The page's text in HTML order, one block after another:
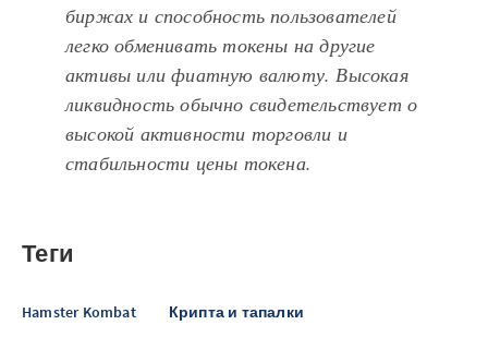
биржах и способность пользователей
легко обменивать токены на другие
активы или фиатную валюту. Высокая
ликвидность обычно свидетельствует о
высокой активности торговли и
стабильности цены токена.
Теги
Hamster Kombat Крипта и тапалки